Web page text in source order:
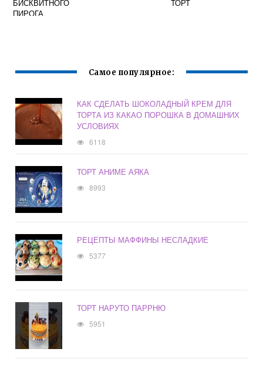
БИСКВИТНОГО
ПИРОГА
ТОРТ
Самое популярное:
КАК СДЕЛАТЬ ШОКОЛАДНЫЙ КРЕМ ДЛЯ
ТОРТА ИЗ КАКАО ПОРОШКА В ДОМАШНИХ
УСЛОВИЯХ
6118
ТОРТ АНИМЕ АЯКА
8993
РЕЦЕПТЫ МАФФИНЫ НЕСЛАДКИЕ
5377
ТОРТ НАРУТО ПАРРНЮ
5951